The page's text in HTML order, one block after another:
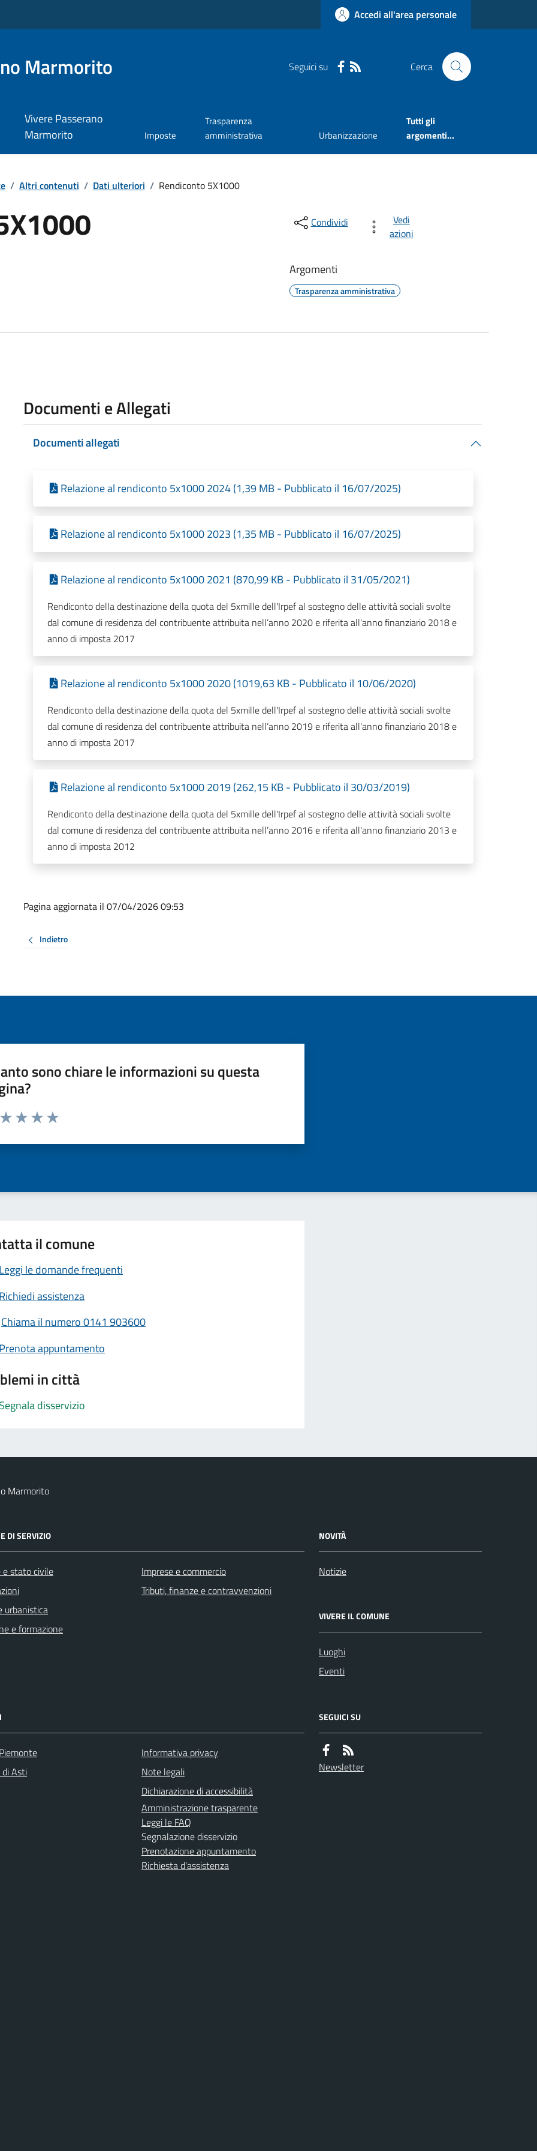
Accedi all'area personale
Marmorito Seguici su Cerca
Vivere Passerano
Marmorito
Imposte
Trasparenza
amministrativa
Urbanizzazione
Tutti gli
argomenti...
/ Altri contenuti / Dati ulteriori / Rendiconto 5X1000
Condividi
Vedi
azioni
Argomenti
Trasparenza amministrativa
Documenti e Allegati
Documenti allegati
Relazione al rendiconto 5x1000 2024 (1,39 MB - Pubblicato il 16/07/2025)
Relazione al rendiconto 5x1000 2023 (1,35 MB - Pubblicato il 16/07/2025)
Relazione al rendiconto 5x1000 2021 (870,99 KB - Pubblicato il 31/05/2021)
Rendiconto della destinazione della quota del 5xmille dell'Irpef al sostegno delle attività sociali svolte
dal comune di residenza del contribuente attribuita nell’anno 2020 e riferita all'anno finanziario 2018 e
anno di imposta 2017
Relazione al rendiconto 5x1000 2020 (1019,63 KB - Pubblicato il 10/06/2020)
Rendiconto della destinazione della quota del 5xmille dell'Irpef al sostegno delle attività sociali svolte
dal comune di residenza del contribuente attribuita nell’anno 2019 e riferita all'anno finanziario 2018 e
anno di imposta 2017
Relazione al rendiconto 5x1000 2019 (262,15 KB - Pubblicato il 30/03/2019)
Rendiconto della destinazione della quota del 5xmille dell'Irpef al sostegno delle attività sociali svolte
dal comune di residenza del contribuente attribuita nell’anno 2016 e riferita all'anno finanziario 2013 e
anno di imposta 2012
Pagina aggiornata il 07/04/2026 09:53
Indietro
sono chiare le informazioni su questa
da 1 a 5 stelle la pagina
il comune
le domande frequenti
assistenza
Chiama il numero 0141 903600
appuntamento
in città
disservizio
Marmorito
DI SERVIZIO
e stato civile
urbanistica
e formazione
Imprese e commercio
Tributi, finanze e contravvenzioni
NOVITÀ
Notizie
VIVERE IL COMUNE
Luoghi
Eventi
Asti
Informativa privacy
Note legali
Dichiarazione di accessibilità
Amministrazione trasparente
Leggi le FAQ
Segnalazione disservizio
Prenotazione appuntamento
Richiesta d'assistenza
SEGUICI SU
Newsletter